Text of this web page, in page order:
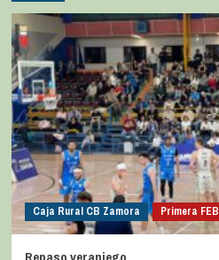
Caja Rural CB Zamora Primera FEB